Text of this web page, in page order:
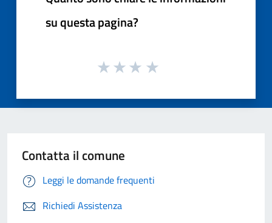
su questa pagina?
Contatta il comune
Leggi le domande frequenti
Richiedi Assistenza